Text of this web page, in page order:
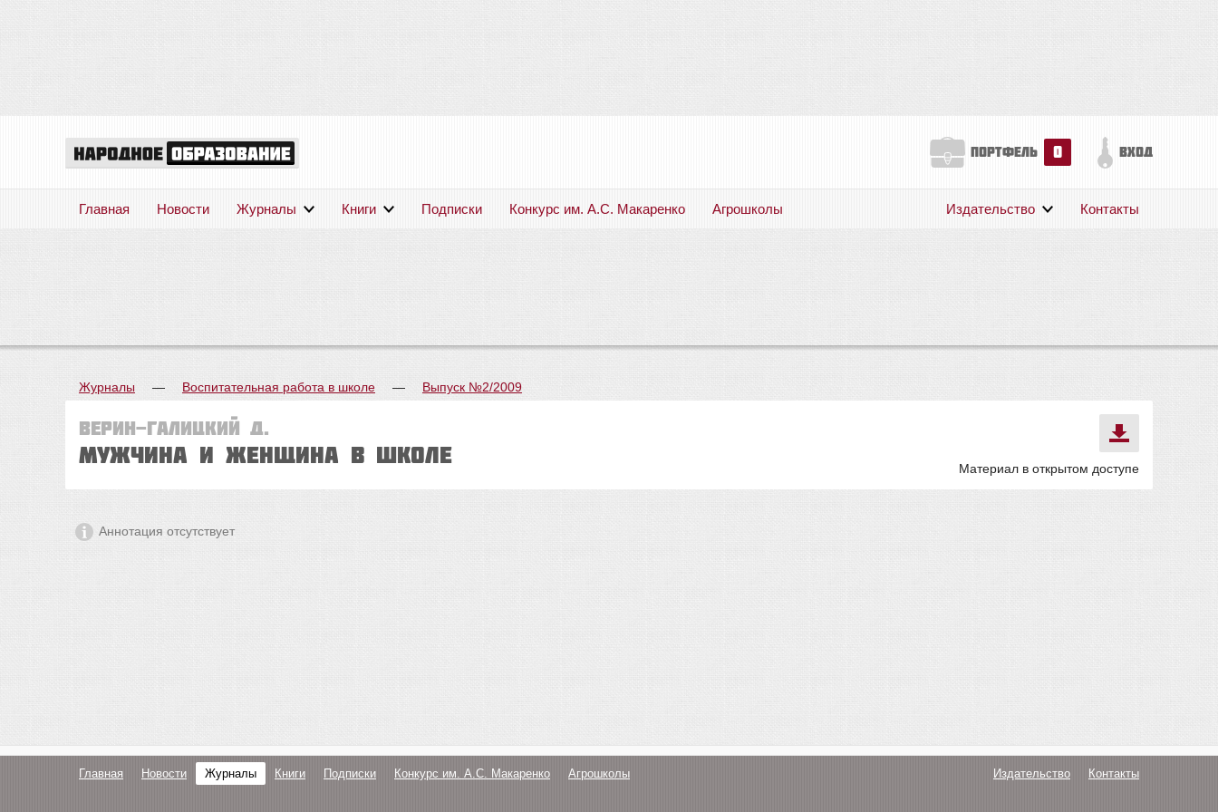
портфель 0 вход
Главная Новости Журналы Книги Подписки Конкурс им. А.С. Макаренко Агрошколы Издательство Контакты
Журналы — Воспитательная работа в школе — Выпуск №2/2009
Верин-Галицкий Д.
МУЖЧИНА И ЖЕНЩИНА В ШКОЛЕ
Материал в открытом доступе
Аннотация отсутствует
Главная Новости Журналы Книги Подписки Конкурс им. А.С. Макаренко Агрошколы Издательство Контакты